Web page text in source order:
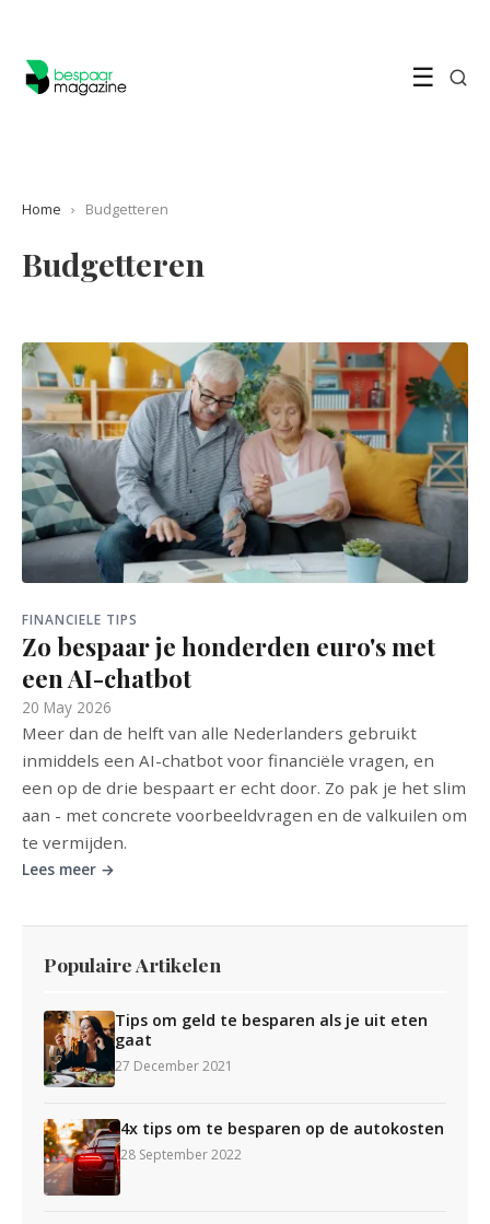
☰
Home › Budgetteren
Budgetteren
FINANCIELE TIPS
Zo bespaar je honderden euro's met
een AI-chatbot
20 May 2026
Meer dan de helft van alle Nederlanders gebruikt
inmiddels een AI-chatbot voor financiële vragen, en
een op de drie bespaart er echt door. Zo pak je het slim
aan - met concrete voorbeeldvragen en de valkuilen om
te vermijden.
Lees meer →
Populaire Artikelen
Tips om geld te besparen als je uit eten
gaat
27 December 2021
4x tips om te besparen op de autokosten
28 September 2022